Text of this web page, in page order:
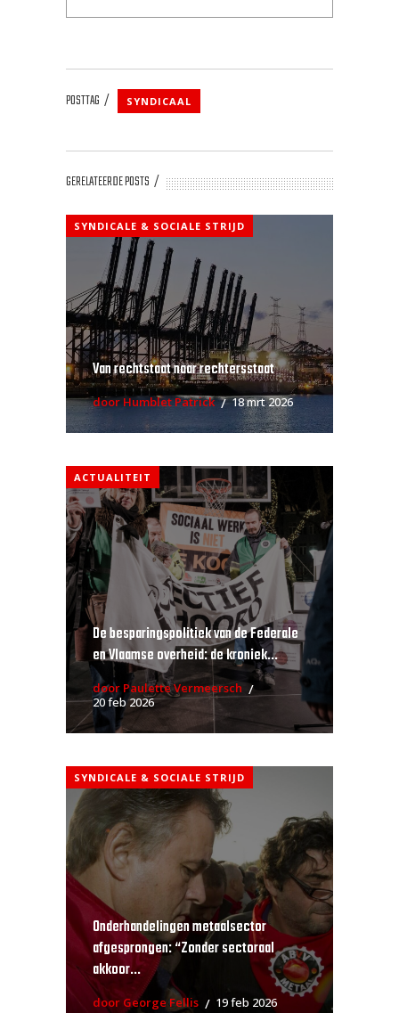
POSTTAG SYNDICAAL
GERELATEERDE POSTS
SYNDICALE & SOCIALE STRIJD
Van rechtstaat naar rechtersstaat
door Humblet Patrick 18 mrt 2026
ACTUALITEIT
De besparingspolitiek van de Federale
en Vlaamse overheid: de kroniek...
door Paulette Vermeersch
20 feb 2026
SYNDICALE & SOCIALE STRIJD
Onderhandelingen metaalsector
afgesprongen: “Zonder sectoraal
akkoor...
door George Fellis 19 feb 2026